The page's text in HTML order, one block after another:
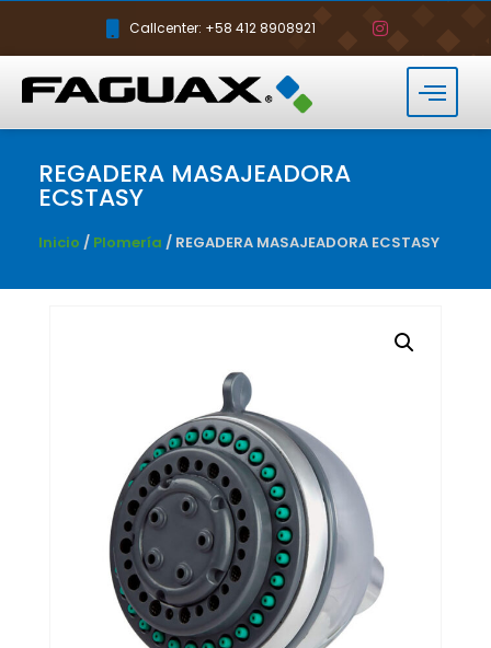
Callcenter: +58 412 8908921
REGADERA MASAJEADORA
ECSTASY
Inicio / Plomería / REGADERA MASAJEADORA ECSTASY